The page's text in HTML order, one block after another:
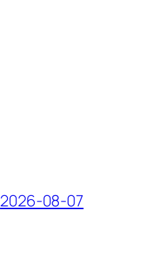
2026-08-07